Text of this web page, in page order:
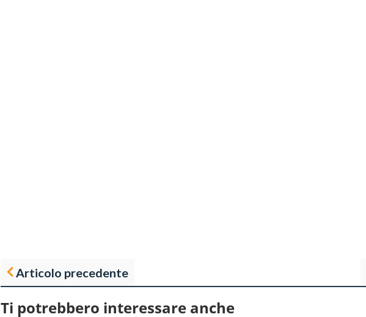
Articolo precedente
Ti potrebbero interessare anche